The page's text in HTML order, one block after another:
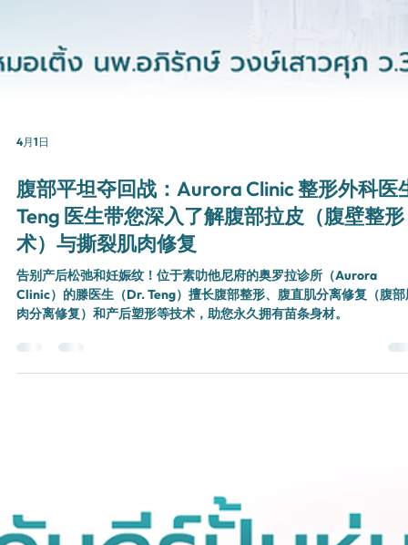
产后乳房下垂矫正全攻略。由素叻他尼和苏梅岛奥罗拉诊所的整形外
家滕医生深入讲解乳房提升隆胸术（植入假体后进行乳房提升）。